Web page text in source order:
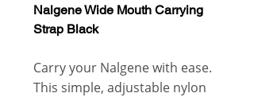
Nalgene Wide Mouth Carrying
Strap Black
Carry your Nalgene with ease.
This simple, adjustable nylon